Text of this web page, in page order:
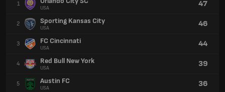
1
USA 47
2 Sporting Kansas City
USA 46
3 FC Cincinnati
USA 44
4 Red Bull New York
USA 39
5 Austin FC
USA 36